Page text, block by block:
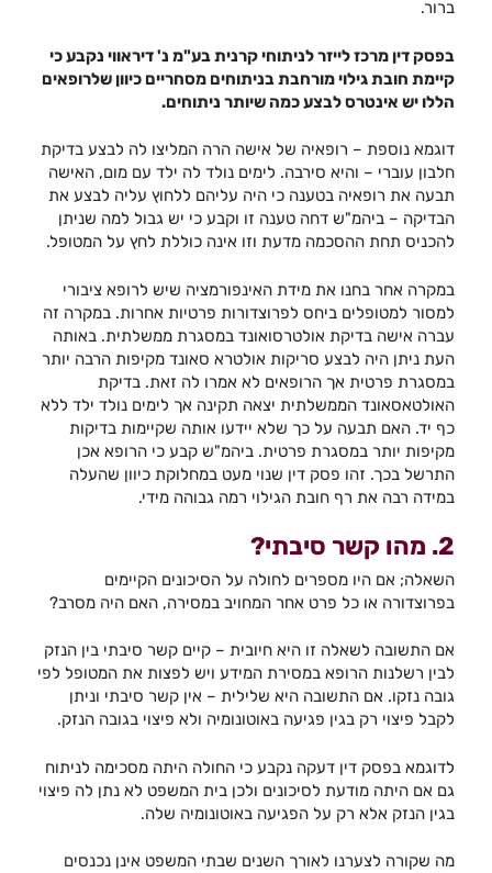
ברור.
בפסק דין מרכז לייזר לניתוחי קרנית בע"מ נ' דיראווי נקבע כי
קיימת חובת גילוי מורחבת בניתוחים מסחריים כיוון שלרופאים
הללו יש אינטרס לבצע כמה שיותר ניתוחים.
דוגמא נוספת – רופאיה של אישה הרה המליצו לה לבצע בדיקת
חלבון עוברי – והיא סירבה. לימים נולד לה ילד עם מום, האישה
תבעה את רופאיה בטענה כי היה עליהם ללחוץ עליה לבצע את
הבדיקה – ביהמ"ש דחה טענה זו וקבע כי יש גבול למה שניתן
להכניס תחת ההסכמה מדעת וזו אינה כוללת לחץ על המטופל.
במקרה אחר בחנו את מידת האינפורמציה שיש לרופא ציבורי
למסור למטופלים ביחס לפרוצדורות פרטיות אחרות. במקרה זה
עברה אישה בדיקת אולטרסואונד במסגרת ממשלתית. באותה
העת ניתן היה לבצע סריקות אולטרא סאונד מקיפות הרבה יותר
במסגרת פרטית אך הרופאים לא אמרו לה זאת. בדיקת
האולטאסאונד הממשלתית יצאה תקינה אך לימים נולד ילד ללא
כף יד. האם תבעה על כך שלא יידעו אותה שקיימות בדיקות
מקיפות יותר במסגרת פרטית. ביהמ"ש קבע כי הרופא אכן
התרשל בכך. זהו פסק דין שנוי מעט במחלוקת כיוון שהעלה
במידה רבה את רף חובת הגילוי רמה גבוהה מידי.
2. מהו קשר סיבתי?
השאלה; אם היו מספרים לחולה על הסיכונים הקיימים
בפרוצדורה או כל פרט אחר המחויב במסירה, האם היה מסרב?
אם התשובה לשאלה זו היא חיובית – קיים קשר סיבתי בין הנזק
לבין רשלנות הרופא במסירת המידע ויש לפצות את המטופל לפי
גובה נזקו. אם התשובה היא שלילית – אין קשר סיבתי וניתן
לקבל פיצוי רק בגין פגיעה באוטונומיה ולא פיצוי בגובה הנזק.
לדוגמא בפסק דין דעקה נקבע כי החולה היתה מסכימה לניתוח
גם אם היתה מודעת לסיכונים ולכן בית המשפט לא נתן לה פיצוי
בגין הנזק אלא רק על הפגיעה באוטונומיה שלה.
מה שקורה לצערנו לאורך השנים שבתי המשפט אינן נכנסים